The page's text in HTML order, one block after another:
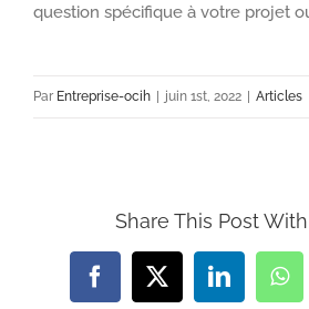
question spécifique à votre projet
Par Entreprise-ocih | juin 1st, 2022 | Articles
Share This Post
Facebook
X LinkedIn